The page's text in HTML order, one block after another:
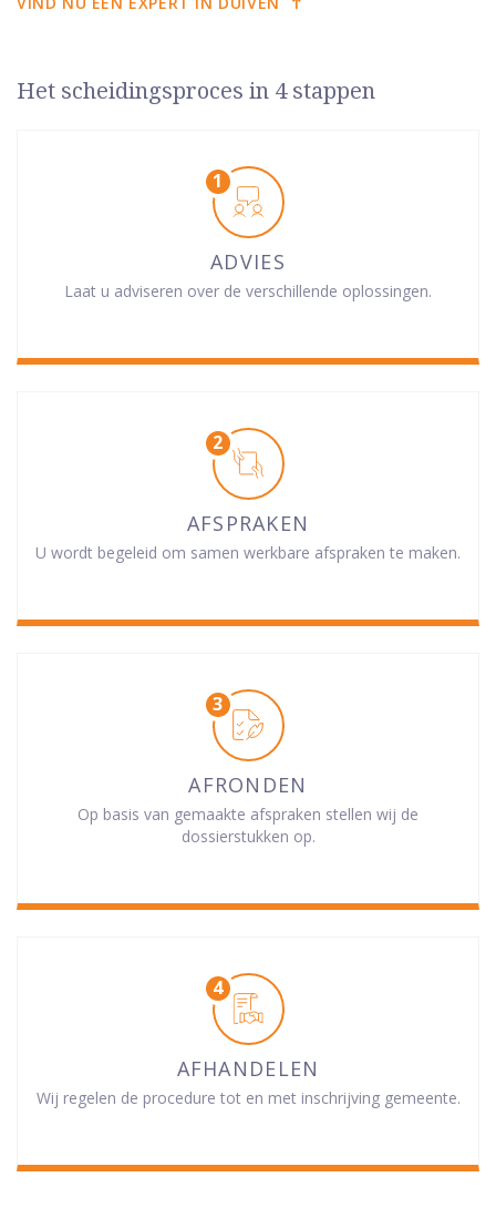
Het scheidingsproces in 4 stappen
ADVIES
Laat u adviseren over de verschillende oplossingen.
AFSPRAKEN
U wordt begeleid om samen werkbare afspraken te maken.
AFRONDEN
Op basis van gemaakte afspraken stellen wij de
dossierstukken op.
AFHANDELEN
Wij regelen de procedure tot en met inschrijving gemeente.